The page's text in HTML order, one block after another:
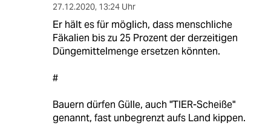
27.12.2020, 13:24 Uhr
Er hält es für möglich, dass menschliche
Fäkalien bis zu 25 Prozent der derzeitigen
Düngemittelmenge ersetzen könnten.
#
Bauern dürfen Gülle, auch "TIER-Scheiße"
genannt, fast unbegrenzt aufs Land kippen.